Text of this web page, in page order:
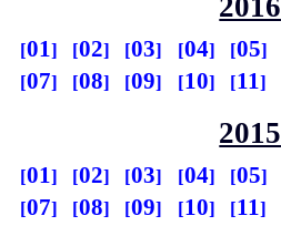
01 02 03 04 05
07
08 09 10 11
2015
01 02 03 04 05
07
08 09 10 11